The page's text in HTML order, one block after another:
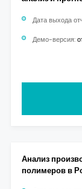
Дата выхода
Демо-версия:
Анализ
полимеров в